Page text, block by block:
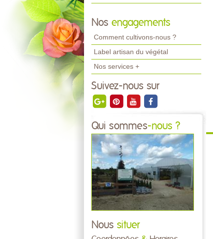
Nos engagements
Comment cultivons-nous ?
Label artisan du végétal
Nos services +
Suivez-nous sur
Qui sommes-nous ?
Nous situer